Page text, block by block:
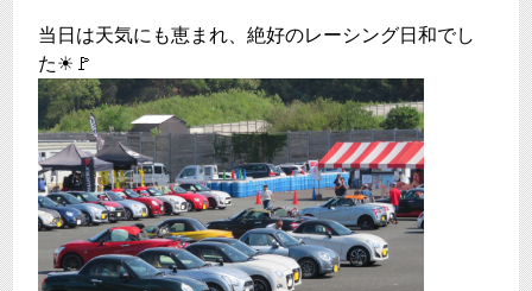
当日は天気にも恵まれ、絶好のレーシング日和でし
た☀🚩